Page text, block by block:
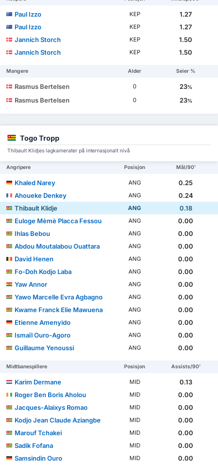
Paul Izzo KEP
1.27
Paul Izzo
KEP
1.27
Jannich Storch
KEP
1.50
Jannich Storch
KEP 1.50
Mangere Alder Seier %
Rasmus Bertelsen 0 23%
Rasmus Bertelsen 0 23%
Togo Tropp
Thibault Klidjes lagkamerater på internasjonalt nivå
Angripere Posisjon Mål/90'
Khaled Narey ANG
0.25
Ahoueke Denkey
ANG
0.24
Thibault Klidje
ANG
0.18
Euloge Mèmè Placca Fessou
ANG
0.00
Ihlas Bebou
ANG
0.00
Abdou Moutalabou Ouattara
ANG
0.00
David Henen
ANG
0.00
Fo-Doh Kodjo Laba
ANG
0.00
Yaw Annor
ANG
0.00
Yawo Marcelle Evra Agbagno
ANG
0.00
Kwame Franck Elie Mawuena
ANG
0.00
Etienne Amenyido
ANG
0.00
Ismaïl Ouro-Agoro
ANG
0.00
Guillaume Yenoussi
ANG 0.00
Midtbanespillere Posisjon Assists/90'
Karim Dermane MID
0.13
Roger Ben Boris Aholou
MID
0.00
Jacques-Alaixys Romao
MID
0.00
Kodjo Jean Claude Aziangbe
MID
0.00
Marouf Tchakei
MID
0.00
Sadik Fofana
MID
0.00
Samsindin Ouro
MID
0.00